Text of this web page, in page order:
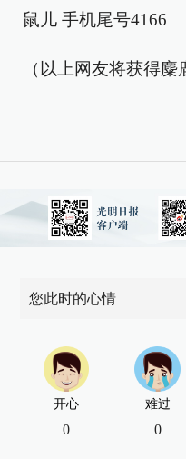
鼠儿 手机尾号4166
（以上网友将获得麋
您此时的心情
开心
0
难过
0